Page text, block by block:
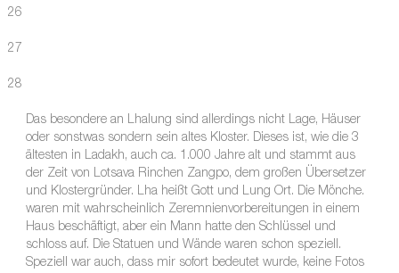
26
27
28
Das besondere an Lhalung sind allerdings nicht Lage, Häuser
oder sonstwas sondern sein altes Kloster. Dieses ist, wie die 3
ältesten in Ladakh, auch ca. 1.000 Jahre alt und stammt aus
der Zeit von Lotsava Rinchen Zangpo, dem großen Übersetzer
und Klostergründer. Lha heißt Gott und Lung Ort. Die Mönche.
waren mit wahrscheinlich Zeremnienvorbereitungen in einem
Haus beschäftigt, aber ein Mann hatte den Schlüssel und
schloss auf. Die Statuen und Wände waren schon speziell.
Speziell war auch, dass mir sofort bedeutet wurde, keine Fotos